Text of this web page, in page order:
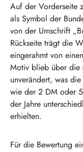
Auf der Vorderseite
als Symbol der
von der Umschrift
Rückseite trägt die
eingerahmt von
Motiv blieb über die
unverändert, was
wie der 2 DM oder
der Jahre
erhielten.
Für die Bewertung